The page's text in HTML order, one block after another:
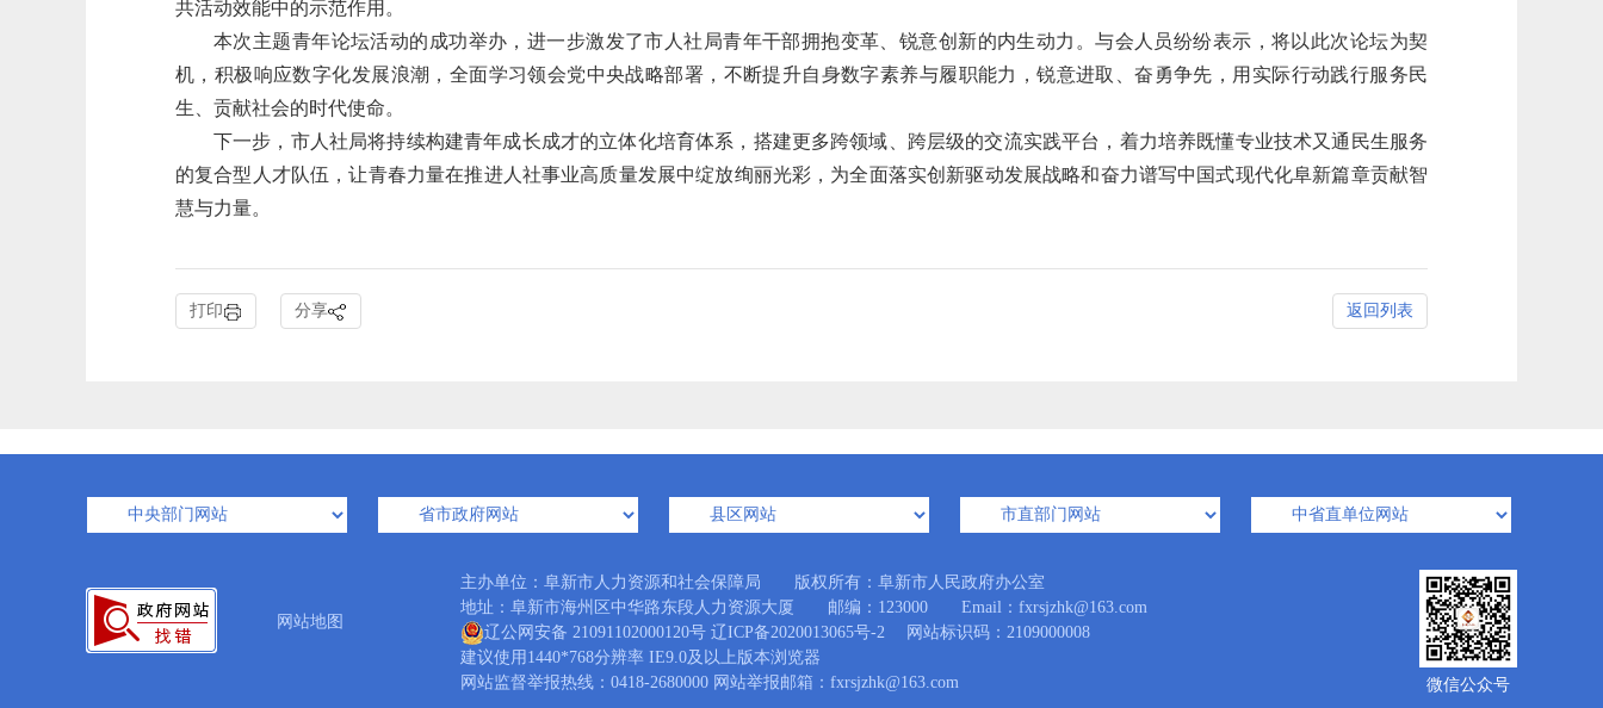
共活动效能中的示范作用。
本次主题青年论坛活动的成功举办，进一步激发了市人社局青年干部拥抱变革、锐意创新的内生动力。与会人员纷纷表示，将以此次论坛为契
机，积极响应数字化发展浪潮，全面学习领会党中央战略部署，不断提升自身数字素养与履职能力，锐意进取、奋勇争先，用实际行动践行服务民
生、贡献社会的时代使命。
下一步，市人社局将持续构建青年成长成才的立体化培育体系，搭建更多跨领域、跨层级的交流实践平台，着力培养既懂专业技术又通民生服务
的复合型人才队伍，让青春力量在推进人社事业高质量发展中绽放绚丽光彩，为全面落实创新驱动发展战略和奋力谱写中国式现代化阜新篇章贡献智
慧与力量。
打印 分享 返回列表
网站地图
主办单位：阜新市人力资源和社会保障局 版权所有：阜新市人民政府办公室
地址：阜新市海州区中华路东段人力资源大厦 邮编：123000 Email：fxrsjzhk@163.com
辽公网安备 21091102000120号 辽ICP备2020013065号-2 网站标识码：2109000008
建议使用1440*768分辨率 IE9.0及以上版本浏览器
网站监督举报热线：0418-2680000 网站举报邮箱：fxrsjzhk@163.com
微信公众号